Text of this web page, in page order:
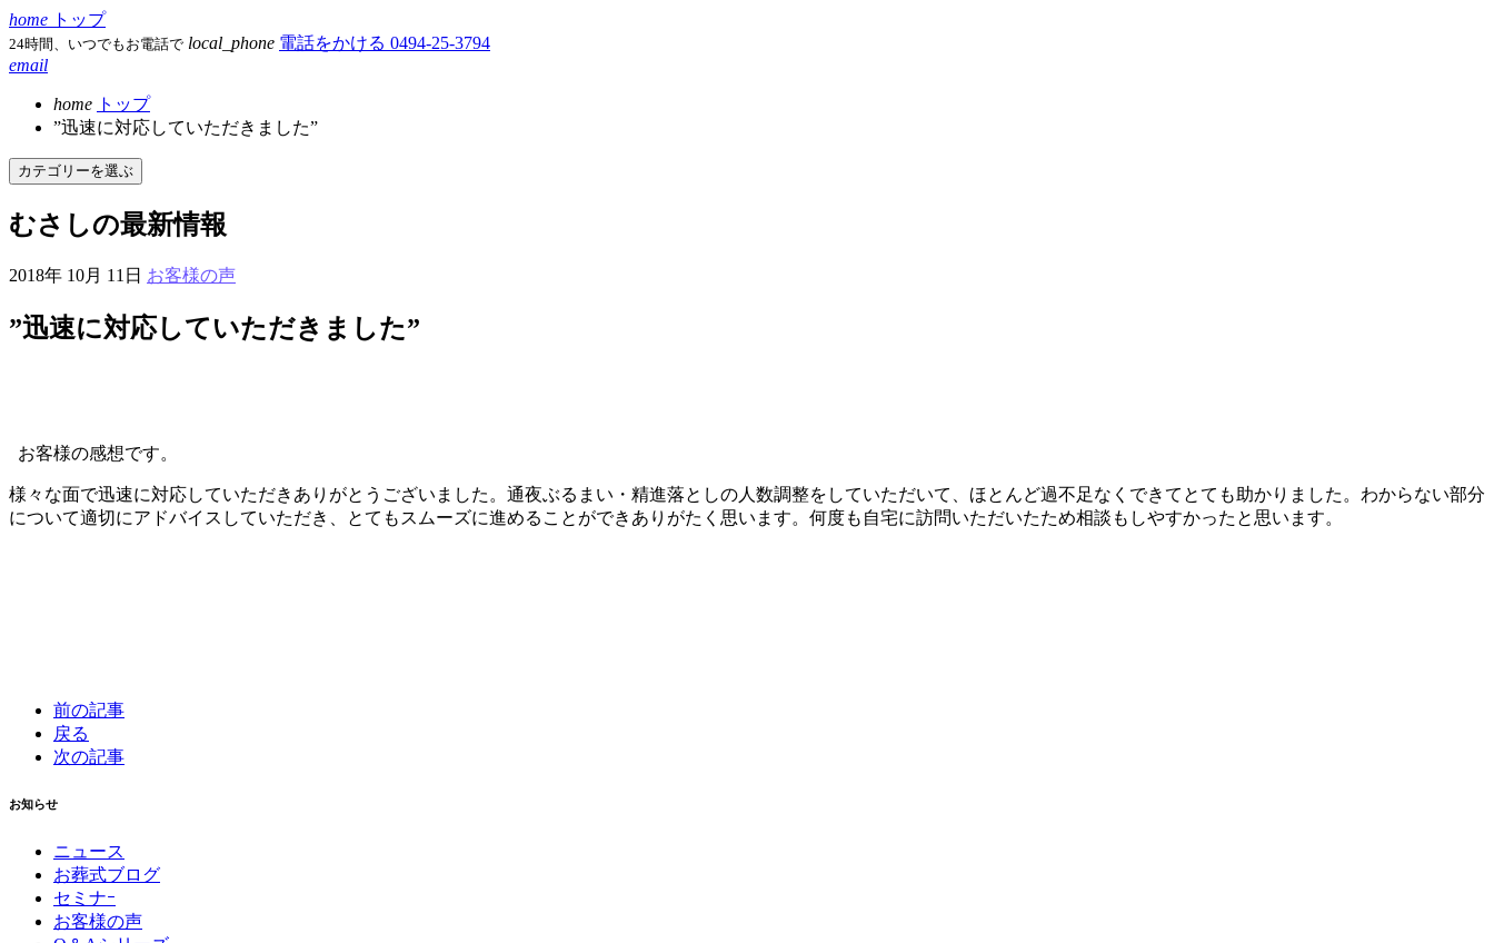
home トップ
24時間、いつでもお電話で local_phone 電話をかける 0494-25-3794
email
home トップ
”迅速に対応していただきました”
カテゴリーを選ぶ
むさしの最新情報
2018年 10月 11日 お客様の声
”迅速に対応していただきました”
お客様の感想です。
様々な面で迅速に対応していただきありがとうございました。通夜ぶるまい・精進落としの人数調整をしていただいて、ほとんど過不足なくできてとても助かりました。わからない部分
について適切にアドバイスしていただき、とてもスムーズに進めることができありがたく思います。何度も自宅に訪問いただいたため相談もしやすかったと思います。
前の記事
戻る
次の記事
お知らせ
ニュース
お葬式ブログ
セミナｰ
お客様の声